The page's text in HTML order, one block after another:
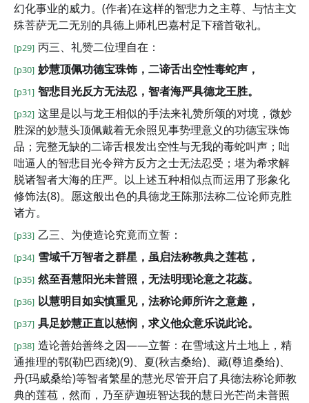
幻化事业的威力。(作者)在这样的智悲力之主尊、与怙主文
殊菩萨无二无别的具德上师札巴嘉村足下稽首敬礼。
[p29] 丙三、礼赞二位理自在：
[p30] 妙慧顶佩功德宝珠饰，二谛舌出空性毒蛇声，
[p31] 智悲目光反方无法忍，智者海严具德龙王胜。
[p32] 这里是以与龙王相似的手法来礼赞所颂的对境，微妙
胜深的妙慧头顶佩戴着无余照见事势理意义的功德宝珠饰
品；完整无缺的二谛舌根发出空性与无我的毒蛇叫声；咄
咄逼人的智悲目光令辩方反方之士无法忍受；堪为希求解
脱诸智者大海的庄严。以上述五种相似点而运用了形象化
修饰法(8)。愿这般出色的具德龙王陈那法称二位论师克胜
诸方。
[p33] 乙三、为使造论究竟而立誓：
[p34] 雪域千万智者之群星，虽启法称教典之莲苞，
[p35] 然至吾慧阳光未普照，无法明现论意之花蕊。
[p36] 以慧明目如实慎重见，法称论师所许之意趣，
[p37] 具足妙慧正直以慈悯，求义他众意乐说此论。
[p38] 造论善始善终之因——立誓：在雪域这片土地上，精
通推理的鄂(勒巴西绕)(9)、夏(秋吉桑给)、藏(尊追桑给)、
丹(玛威桑给)等智者繁星的慧光尽管开启了具德法称论师教
典的莲苞，然而，乃至萨迦班智达我的慧日光芒尚未普照